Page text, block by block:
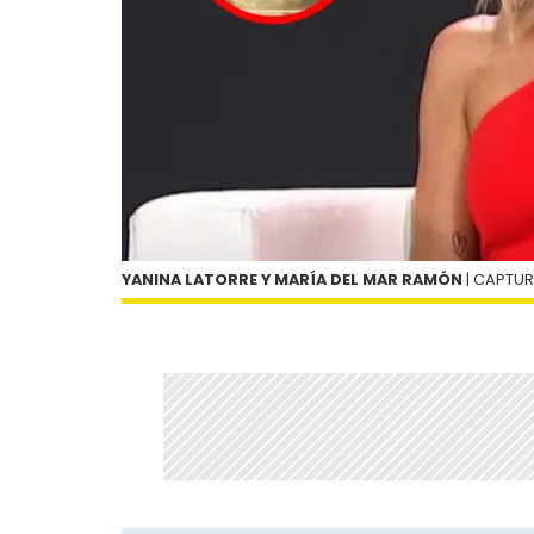
YANINA LATORRE Y MARÍA DEL MAR RAMÓN |